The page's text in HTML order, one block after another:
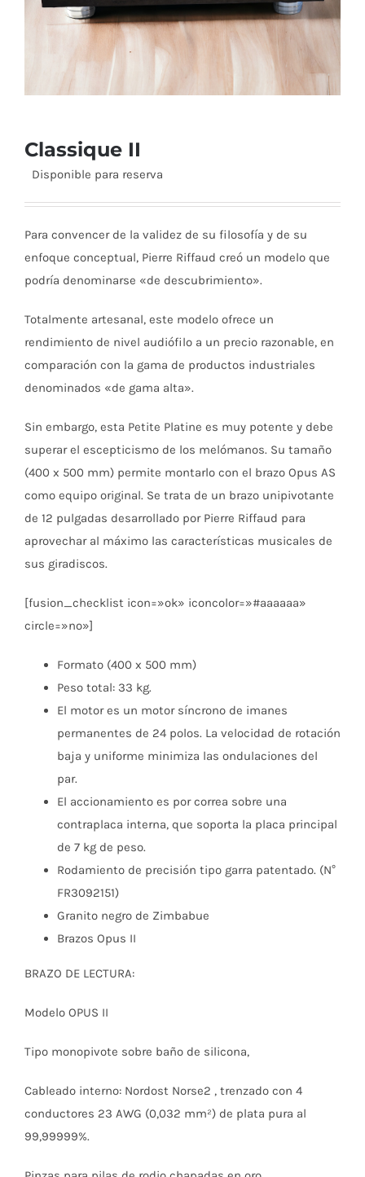
Classique II
Disponible para reserva
Para convencer de la validez de su filosofía y de su
enfoque conceptual, Pierre Riffaud creó un modelo que
podría denominarse «de descubrimiento».
Totalmente artesanal, este modelo ofrece un
rendimiento de nivel audiófilo a un precio razonable, en
comparación con la gama de productos industriales
denominados «de gama alta».
Sin embargo, esta Petite Platine es muy potente y debe
superar el escepticismo de los melómanos. Su tamaño
(400 x 500 mm) permite montarlo con el brazo Opus AS
como equipo original. Se trata de un brazo unipivotante
de 12 pulgadas desarrollado por Pierre Riffaud para
aprovechar al máximo las características musicales de
sus giradiscos.
[fusion_checklist icon=»ok» iconcolor=»#aaaaaa»
circle=»no»]
Formato (400 x 500 mm)
Peso total: 33 kg.
El motor es un motor síncrono de imanes
permanentes de 24 polos. La velocidad de rotación
baja y uniforme minimiza las ondulaciones del
par.
El accionamiento es por correa sobre una
contraplaca interna, que soporta la placa principal
de 7 kg de peso.
Rodamiento de precisión tipo garra patentado. (N°
FR3092151)
Granito negro de Zimbabue
Brazos Opus II
BRAZO DE LECTURA:
Modelo OPUS II
Tipo monopivote sobre baño de silicona,
Cableado interno: Nordost Norse2 , trenzado con 4
conductores 23 AWG (0,032 mm²) de plata pura al
99,99999%.